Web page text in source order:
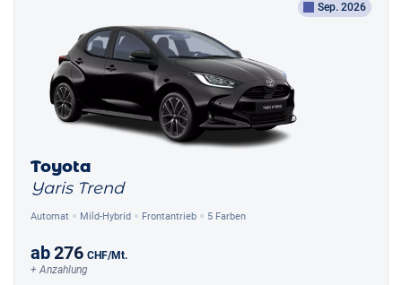
Sep. 2026
Toyota
Yaris Trend
Automat Mild-Hybrid Frontantrieb 5 Farben
ab276 CHF/Mt.
+ Anzahlung